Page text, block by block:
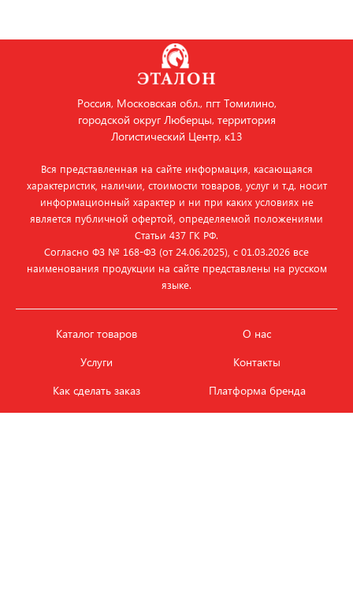
Россия, Московская обл., пгт Томилино,
городской округ Люберцы, территория
Логистический Центр, к13
Вся представленная на сайте информация, касающаяся
характеристик, наличии, стоимости товаров, услуг и т.д. носит
информационный характер и ни при каких условиях не
является публичной офертой, определяемой положениями
Статьи 437 ГК РФ.
Согласно ФЗ № 168‑ФЗ (от 24.06.2025), с 01.03.2026 все
наименования продукции на сайте представлены на русском
языке.
Каталог товаров
Услуги
Как сделать заказ
О нас
Контакты
Платформа бренда